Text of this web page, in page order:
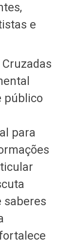
e
público
para
saberes